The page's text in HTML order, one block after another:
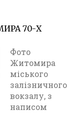
70-Х
Фото
Житомира
міського
залізничного
вокзалу, з
написом